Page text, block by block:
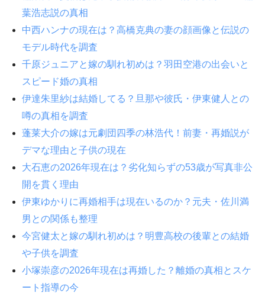
葉浩志説の真相
中西ハンナの現在は？高橋克典の妻の顔画像と伝説の
モデル時代を調査
千原ジュニアと嫁の馴れ初めは？羽田空港の出会いと
スピード婚の真相
伊達朱里紗は結婚してる？旦那や彼氏・伊東健人との
噂の真相を調査
蓬莱大介の嫁は元劇団四季の林浩代！前妻・再婚説が
デマな理由と子供の現在
大石恵の2026年現在は？劣化知らずの53歳が写真非公
開を貫く理由
伊東ゆかりに再婚相手は現在いるのか？元夫・佐川満
男との関係も整理
今宮健太と嫁の馴れ初めは？明豊高校の後輩との結婚
や子供を調査
小塚崇彦の2026年現在は再婚した？離婚の真相とスケ
ート指導の今